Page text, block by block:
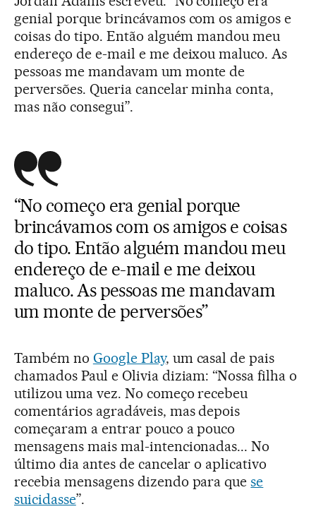
genial porque brincávamos com os amigos e
coisas do tipo. Então alguém mandou meu
endereço de e-mail e me deixou maluco. As
pessoas me mandavam um monte de
perversões. Queria cancelar minha conta,
mas não consegui”.
“No começo era genial porque
brincávamos com os amigos e coisas
do tipo. Então alguém mandou meu
endereço de e-mail e me deixou
maluco. As pessoas me mandavam
um monte de perversões”
Também no Google Play, um casal de pais
chamados Paul e Olivia diziam: “Nossa filha o
utilizou uma vez. No começo recebeu
comentários agradáveis, mas depois
começaram a entrar pouco a pouco
mensagens mais mal-intencionadas... No
último dia antes de cancelar o aplicativo
recebia mensagens dizendo para quese
suicidasse”.